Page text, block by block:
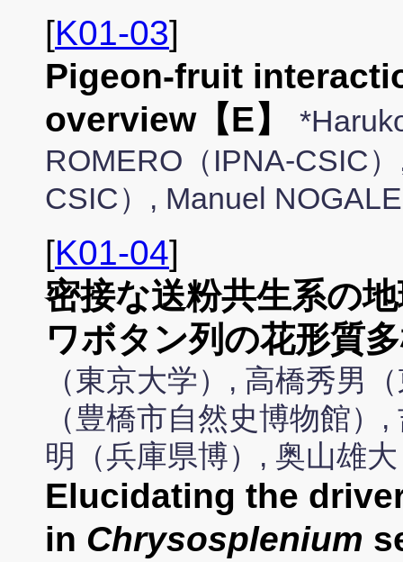
[K01-03]
Pigeon-fruit
overview【E】
ROMERO（IPNA-CSIC
CSIC）, Manuel
[K01-04]
密接な送粉共生系の
ワボタン列の花形質
（東京大学）, 高橋秀男
（豊橋市自然史博物館
明（兵庫県博）, 奥山雄
Elucidating the
in Chrysosplenium